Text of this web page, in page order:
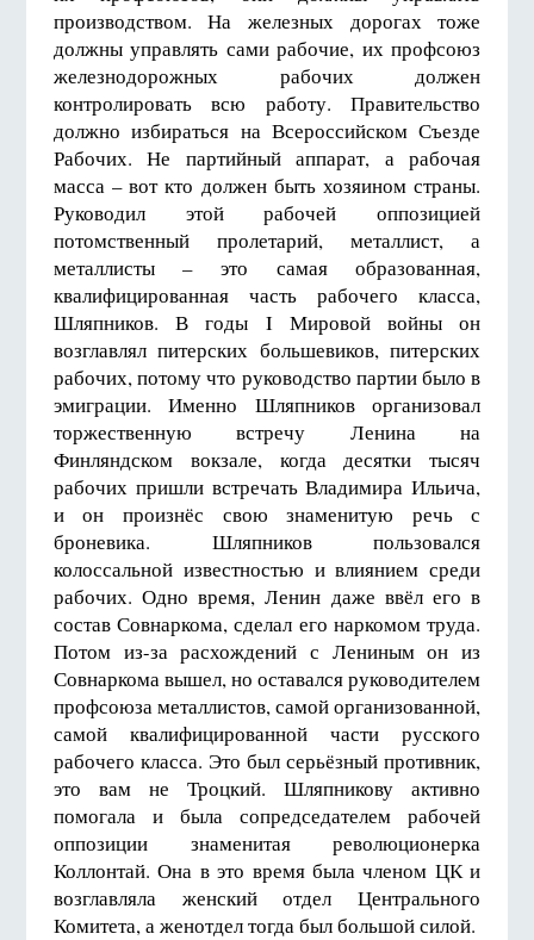
производством. На железных дорогах тоже
должны управлять сами рабочие, их профсоюз
железнодорожных рабочих должен
контролировать всю работу. Правительство
должно избираться на Всероссийском Съезде
Рабочих. Не партийный аппарат, а рабочая
масса – вот кто должен быть хозяином страны.
Руководил этой рабочей оппозицией
потомственный пролетарий, металлист, а
металлисты – это самая образованная,
квалифицированная часть рабочего класса,
Шляпников. В годы I Мировой войны он
возглавлял питерских большевиков, питерских
рабочих, потому что руководство партии было в
эмиграции. Именно Шляпников организовал
торжественную встречу Ленина на
Финляндском вокзале, когда десятки тысяч
рабочих пришли встречать Владимира Ильича,
и он произнёс свою знаменитую речь с
броневика. Шляпников пользовался
колоссальной известностью и влиянием среди
рабочих. Одно время, Ленин даже ввёл его в
состав Совнаркома, сделал его наркомом труда.
Потом из-за расхождений с Лениным он из
Совнаркома вышел, но оставался руководителем
профсоюза металлистов, самой организованной,
самой квалифицированной части русского
рабочего класса. Это был серьёзный противник,
это вам не Троцкий. Шляпникову активно
помогала и была сопредседателем рабочей
оппозиции знаменитая революционерка
Коллонтай. Она в это время была членом ЦК и
возглавляла женский отдел Центрального
Комитета, а женотдел тогда был большой силой.